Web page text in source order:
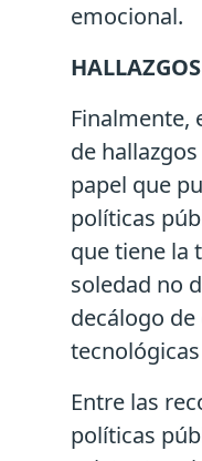
emocional.
HALLAZGOS
Finalmente,
de
papel que
políticas
que tiene la
soledad no
decálogo
Entre las
políticas